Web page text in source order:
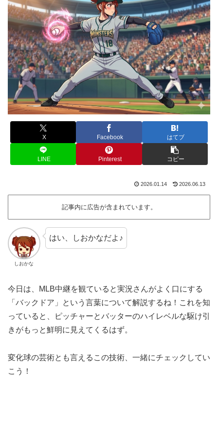
X Facebook はてブ
LINE Pinterest コピー
2026.01.14 2026.06.13
記事内に広告が含まれています。
しおかな
はい、しおかなだよ♪
今日は、MLB中継を観ていると実況さんがよく口にする
「バックドア」という言葉について解説するね！これを知
っていると、ピッチャーとバッターのハイレベルな駆け引
きがもっと鮮明に見えてくるはず。
変化球の芸術とも言えるこの技術、一緒にチェックしてい
こう！